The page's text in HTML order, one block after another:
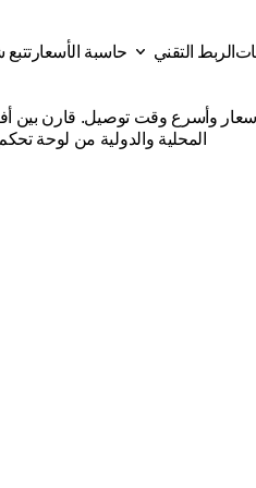
المحلية والدولية من لوحة
الربط التقني
حاسبة الأسعار